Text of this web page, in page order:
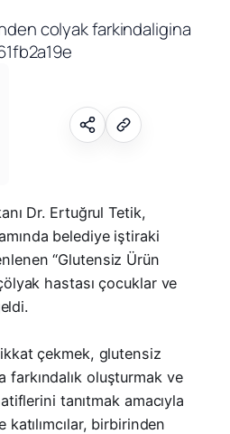
Dr. Ertuğrul Tetik,
belediye iştiraki
“Glutensiz Ürün
hastası çocuklar ve
çekmek, glutensiz
farkındalık oluşturmak ve
tanıtmak amacıyla
birbirinden